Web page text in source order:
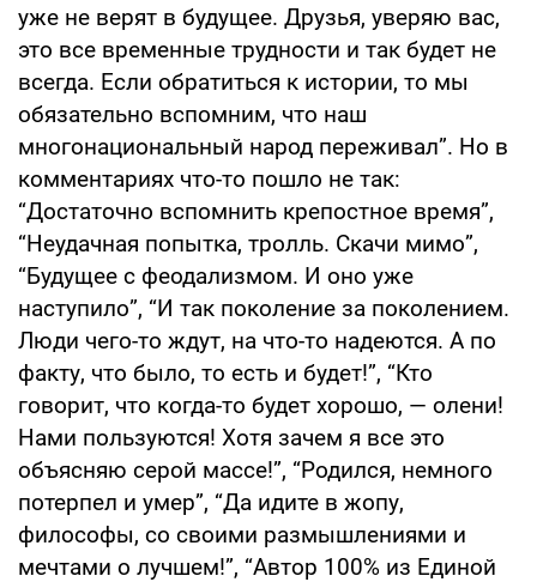
уже не верят в будущее. Друзья, уверяю вас,
это все временные трудности и так будет не
всегда. Если обратиться к истории, то мы
обязательно вспомним, что наш
многонациональный народ переживал”. Но в
комментариях что-то пошло не так:
“Достаточно вспомнить крепостное время”,
“Неудачная попытка, тролль. Скачи мимо”,
“Будущее с феодализмом. И оно уже
наступило”, “И так поколение за поколением.
Люди чего-то ждут, на что-то надеются. А по
факту, что было, то есть и будет!”, “Кто
говорит, что когда-то будет хорошо, — олени!
Нами пользуются! Хотя зачем я все это
объясняю серой массе!”, “Родился, немного
потерпел и умер”, “Да идите в жопу,
философы, со своими размышлениями и
мечтами о лучшем!”, “Автор 100% из Единой